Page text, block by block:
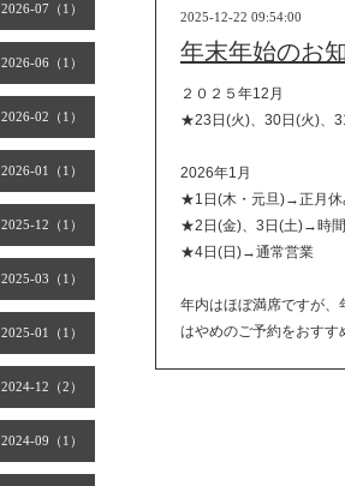
2026-07（1）
2026-06（1）
2026-02（1）
2026-01（1）
2025-12（1）
2025-03（1）
2025-01（1）
2024-12（2）
2024-09（1）
2025-12-22 09:54:00
年末年始のお
２０２５年12月
★23日(火)、30日(火)、
2026年1月
★1日(木・元旦)→正月休
★2日(金)、3日(土)→時間
★4日(日)→通常営業
年内はほぼ満席ですが
はやめのご予約をおすす